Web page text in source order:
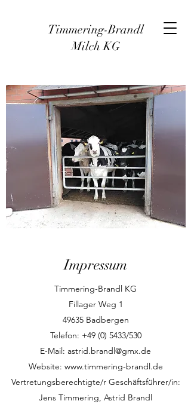
Timmering-Brandl
Milch KG
Impressum
Timmering-Brandl KG
Fillager Weg 1
49635 Badbergen
Telefon: +49 (0) 5433/530
E-Mail: astrid.brandl@gmx.de
Website: www.timmering-brandl.de
Vertretungsberechtigte/r Geschäftsführer/in:
Jens Timmering, Astrid Brandl